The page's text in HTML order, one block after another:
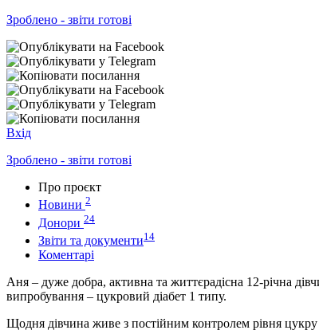
Зроблено - звіти готові
Вхід
Зроблено - звіти готові
Про проєкт
Новини 2
Донори 24
Звіти та документи14
Коментарі
Аня – дуже добра, активна та життєрадісна 12-річна
випробування – цукровий діабет 1 типу.
Щодня дівчина живе з постійним контролем рівня